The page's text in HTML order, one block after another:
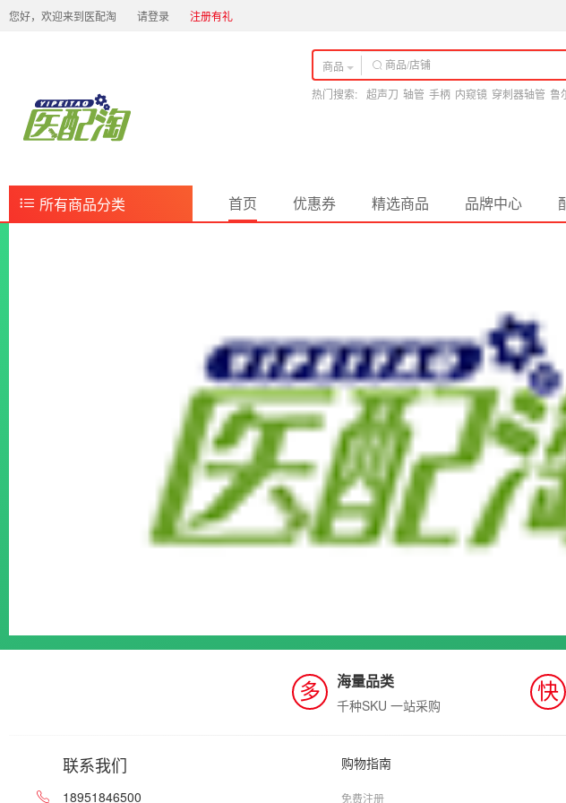
您好，欢迎来到医配淘 请登录 注册有礼
商品
热门搜索: 超声刀 轴管 手柄 内窥镜 穿刺器轴管 鲁
所有商品分类 首页 优惠券 精选商品 品牌中心
多 海量品类
千种SKU 一站采购
快
联系我们
18951846500
购物指南
免费注册